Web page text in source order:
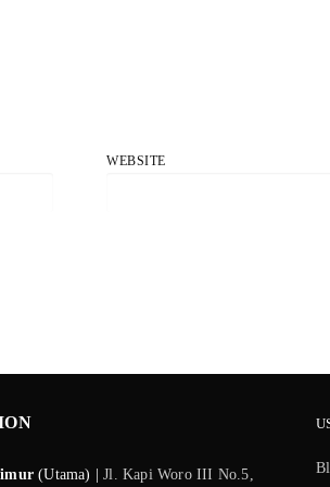
WEBSITE
(Utama) | Jl. Kapi Woro III No.5,